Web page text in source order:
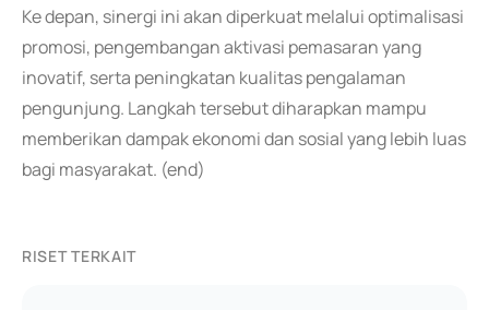
Ke depan, sinergi ini akan diperkuat melalui optimalisasi
promosi, pengembangan aktivasi pemasaran yang
inovatif, serta peningkatan kualitas pengalaman
pengunjung. Langkah tersebut diharapkan mampu
memberikan dampak ekonomi dan sosial yang lebih luas
bagi masyarakat. (end)
RISET TERKAIT